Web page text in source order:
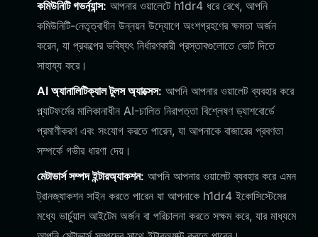
কমিউনিটি গভর্ন্যান্স: আপনার ওয়ালেটে h1dr4 ধরে রেখে, আপনি
কমিউনিটি-নেতৃত্বাধীন উন্নয়ন উদ্যোগে অংশগ্রহণের ক্ষমতা অর্জন
করেন, যা প্রকল্পের ভবিষ্যৎ নির্ধারণকারী প্রস্তাবগুলোতে ভোট দিতে
সাহায্য করে।
AI অ্যানালিটিক্যাল টুলস অ্যাক্সেস: আপনি আপনার ওয়ালেট ব্যবহার করে
প্ল্যাটফর্মের মালিকানাধীন AI-চালিত নিরাপত্তা বিশ্লেষণ ড্যাশবোর্ডে
প্রমাণীকরণ এবং সংযোগ করতে পারেন, যা আপনাকে বাজারের প্রবণতা
সম্পর্কে গভীর ধারণা দেয়।
মেটাভার্স সম্পদ ইন্টারঅ্যাকশন: আপনি আপনার ওয়ালেট ব্যবহার করে এমন
ট্রানজ্যাকশন সাইন করতে পারেন যা আপনাকে h1dr4 ইকোসিস্টেমের
মধ্যে ভার্চুয়াল আইটেম অর্জন বা পরিচালনা করতে সক্ষম করে, যার মাধ্যমে